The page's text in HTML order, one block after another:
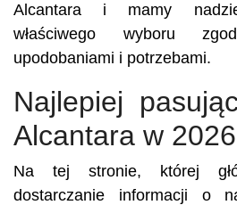
Alcantara i mamy
właściwego wyboru
upodobaniami i potrzebami.
Najlepiej
Alcantara w
Na tej stronie, której
dostarczanie informacji o